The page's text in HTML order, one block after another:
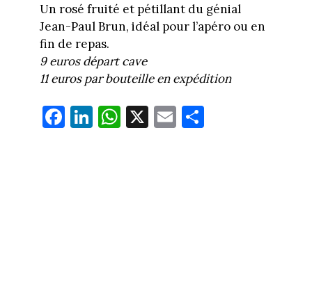
Un rosé fruité et pétillant du génial
Jean-Paul Brun, idéal pour l’apéro ou en
fin de repas.
9 euros départ cave
11 euros par bouteille en expédition
Fa
ce
Li
nk
W
ha
X E
m
Pa
rt